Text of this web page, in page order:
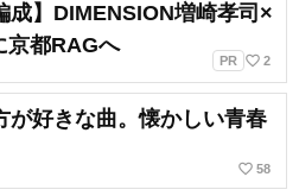
成】DIMENSION増崎孝司×
京都RAGへ
PR favorite_border 2
が好きな曲。懐かしい青春
favorite_border 58